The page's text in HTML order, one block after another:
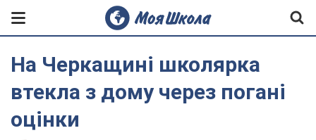
На Черкащині школярка
втекла з дому через погані
оцінки